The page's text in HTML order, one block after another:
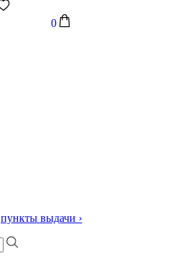
0
пункты выдачи ›